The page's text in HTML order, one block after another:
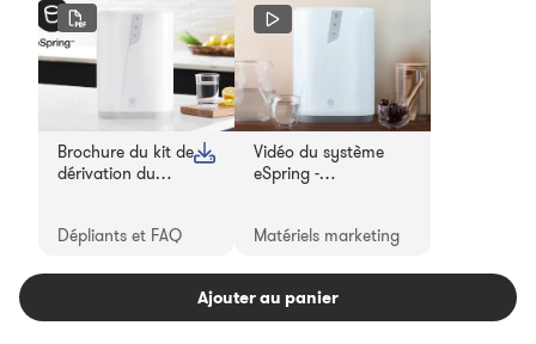
Brochure du kit de
dérivation du
l'eau eSpring
Dépliants et FAQ
Vidéo du système
eSpring -
Matériels marketing
Ajouter au panier